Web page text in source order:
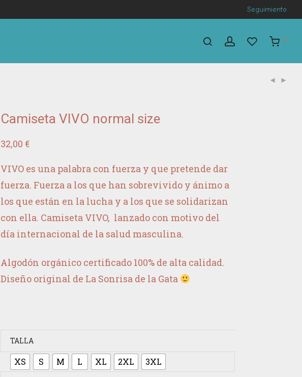
Seguimiento
0
Camiseta VIVO normal size
32,00 €
VIVO es una palabra con fuerza y que pretende dar
fuerza. Fuerza a los que han sobrevivido y ánimo a
los que están en la lucha y a los que se solidarizan
con ella. Camiseta VIVO, lanzado con motivo del
día internacional de la salud masculina.
Algodón orgánico certificado 100% de alta calidad.
Diseño original de La Sonrisa de la Gata
TALLA
XS S M L XL 2XL 3XL